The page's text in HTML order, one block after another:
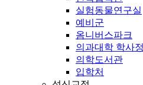
실험동물연구실
예비군
옴니버스파크
의과대학 학사
의학도서관
입학처